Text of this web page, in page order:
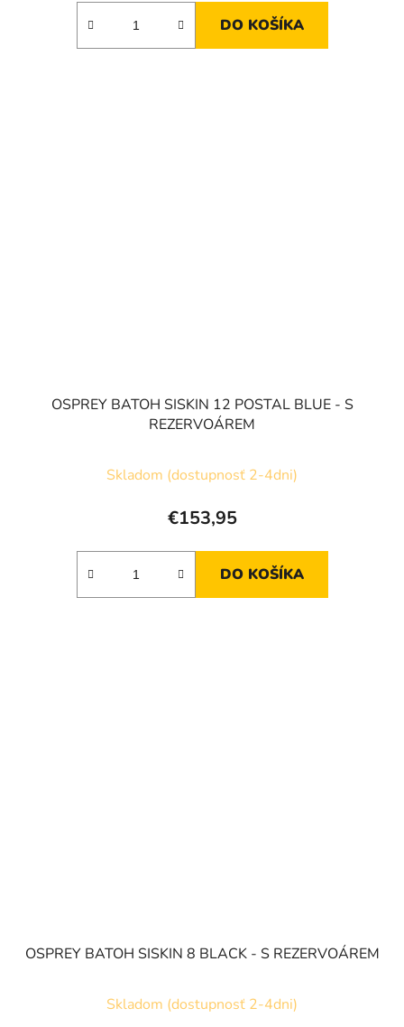
DO KOŠÍKA
OSPREY BATOH SISKIN 12 POSTAL BLUE - S
REZERVOÁREM
Skladom (dostupnosť 2-4dni)
€153,95
DO KOŠÍKA
OSPREY BATOH SISKIN 8 BLACK - S REZERVOÁREM
Skladom (dostupnosť 2-4dni)